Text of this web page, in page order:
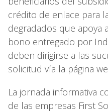
crédito de enlace para
degradados que apoya
bono entregado por
deben dirigirse a las
solicitud vía la página
La jornada informativa
de las empresas First